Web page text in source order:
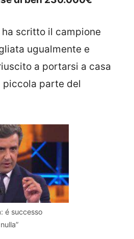
scritto il campione
ugualmente e
a portarsi a casa
piccola parte del
é successo